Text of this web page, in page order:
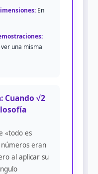
En
una misma
Cuando √2
«todo es
eran
al aplicar su